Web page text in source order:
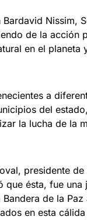
Nissim,
de la acción
en el
a
del
la lucha de la
presidente de
ésta, fue
de la
en esta